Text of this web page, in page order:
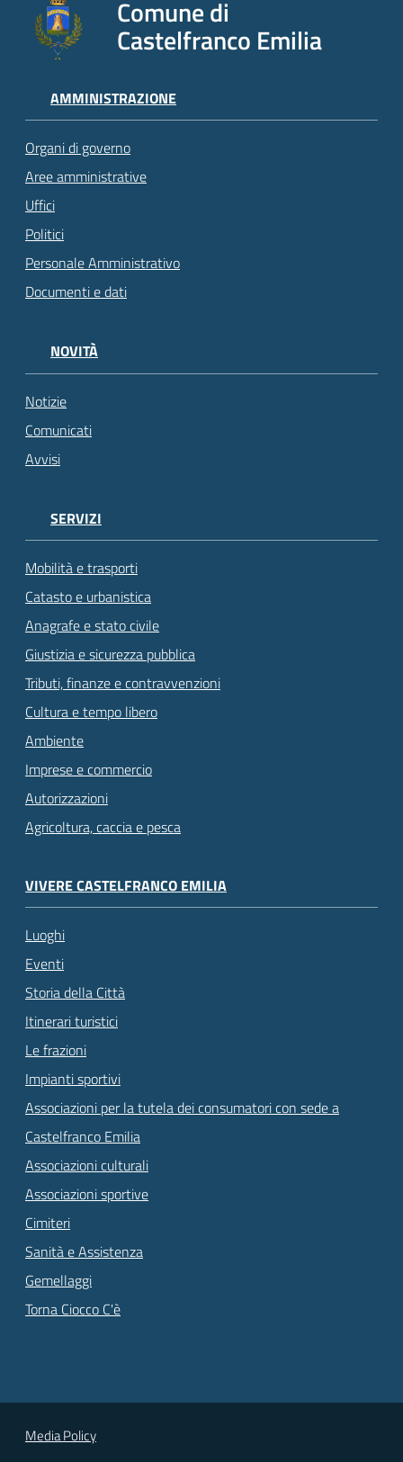
Comune di
Castelfranco Emilia
AMMINISTRAZIONE
Organi di governo
Aree amministrative
Uffici
Politici
Personale Amministrativo
Documenti e dati
NOVITÀ
Notizie
Comunicati
Avvisi
SERVIZI
Mobilità e trasporti
Catasto e urbanistica
Anagrafe e stato civile
Giustizia e sicurezza pubblica
Tributi, finanze e contravvenzioni
Cultura e tempo libero
Ambiente
Imprese e commercio
Autorizzazioni
Agricoltura, caccia e pesca
VIVERE CASTELFRANCO EMILIA
Luoghi
Eventi
Storia della Città
Itinerari turistici
Le frazioni
Impianti sportivi
Associazioni per la tutela dei consumatori con sede a
Castelfranco Emilia
Associazioni culturali
Associazioni sportive
Cimiteri
Sanità e Assistenza
Gemellaggi
Torna Ciocco C'è
Media Policy